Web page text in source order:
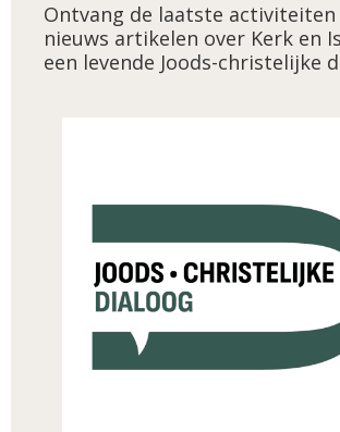
Ontvang de laatste activiteiten
nieuws artikelen over Kerk en
een levende Joods-christelijke